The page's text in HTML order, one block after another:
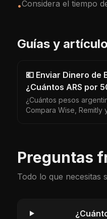
•Considera el tiempo
Guías y
💶 Enviar Dinero de
¿Cuántos ARS por
¿Cuántos pesos
Compara Wise, Remitly
Preguntas
Todo lo que necesitas